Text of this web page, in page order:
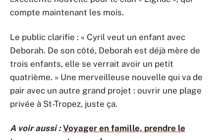
compte maintenant les mois.
Le public clarifie : « Cyril veut un enfant avec
Deborah. De son côté, Deborah est déjà mère de
trois enfants, elle se verrait avoir un petit
quatrième. » Une merveilleuse nouvelle qui va de
pair avec un autre grand projet : ouvrir une plage
privée à St-Tropez, juste ça.
A voir aussi : Voyager en famille, prendre le